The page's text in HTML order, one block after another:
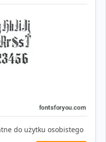
do użytku osobistego